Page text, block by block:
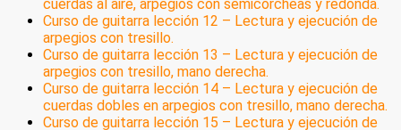
cuerdas al aire, arpegios con semicorcheas y redonda.
Curso de guitarra lección 12 – Lectura y ejecución de
arpegios con tresillo.
Curso de guitarra lección 13 – Lectura y ejecución de
arpegios con tresillo, mano derecha.
Curso de guitarra lección 14 – Lectura y ejecución de
cuerdas dobles en arpegios con tresillo, mano derecha.
Curso de guitarra lección 15 – Lectura y ejecución de